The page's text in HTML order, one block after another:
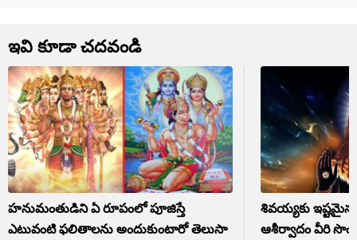
ఇవి కూడా చదవండి
హనుమంతుడిని ఏ రూపంలో పూజిస్తే
ఎటువంటి ఫలితాలను అందుకుంటారో తెలుసా
శివయ్యకు ఇష్టమైన
ఆశీర్వాదం వీరి